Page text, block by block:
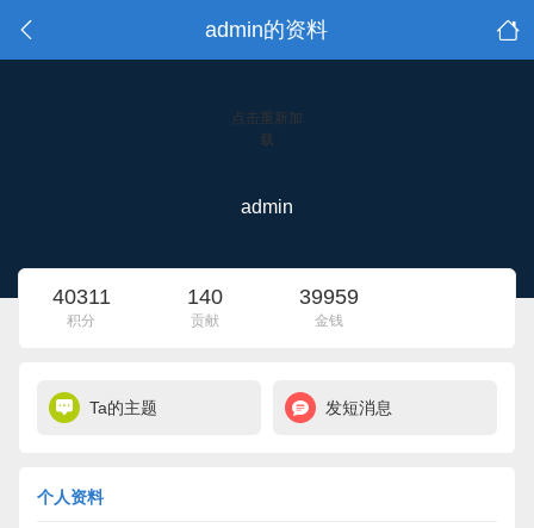
admin的资料
点击重新加
载
admin
40311
积分
140
贡献
39959
金钱
Ta的主题 发短消息
个人资料